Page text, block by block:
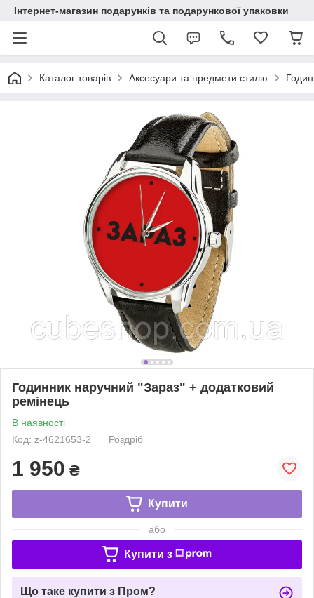
Інтернет-магазин подарунків та подарункової упаковки
Каталог товарів Аксесуари та предмети стилю
Годинник наручний "Зараз" + додатковий
ремінець
В наявності
Код: z-4621653-2
Роздріб
1 950 ₴
Купити
або
Купити з
Що таке купити з Пром?